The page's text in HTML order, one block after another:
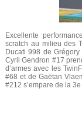
Excellente
scratch au milieu des
Ducati 998 de
Cyril Gendron #17
d’armes avec les
#68 et de Gaëtan
#212 s’empare de la